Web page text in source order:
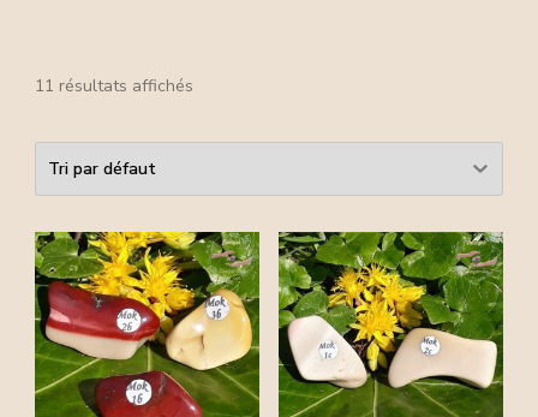
11 résultats affichés